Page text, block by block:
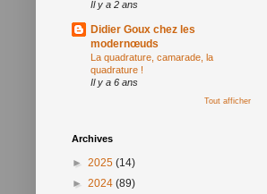
Il y a 2 ans
Didier Goux chez les
modernœuds
La quadrature, camarade, la
quadrature !
Il y a 6 ans
Tout afficher
Archives
► 2025 (14)
► 2024 (89)